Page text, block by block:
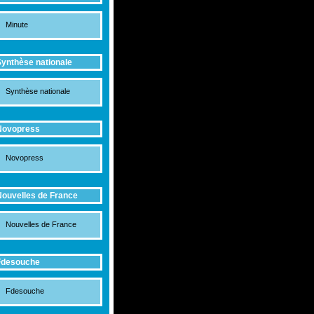
Minute
nationale
Synthèse nationale
Novopress
de France
Nouvelles de France
Fdesouche